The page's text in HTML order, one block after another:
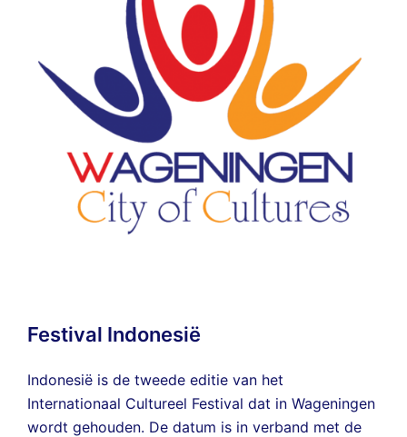
Festival Indonesië
Indonesië is de tweede editie van het
Internationaal Cultureel Festival dat in Wageningen
wordt gehouden. De datum is in verband met de